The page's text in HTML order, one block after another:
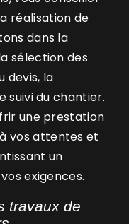
réalisation de
dans la
sélection des
devis, la
suivi du chantier.
une prestation
vos attentes et
un
exigences.
travaux de